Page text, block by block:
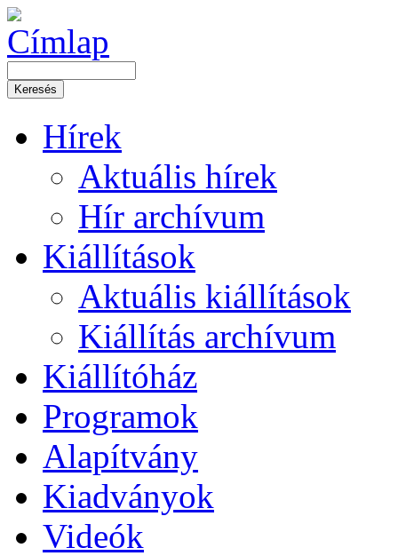
Hírek
Aktuális hírek
Hír archívum
Kiállítások
Aktuális kiállítások
Kiállítás archívum
Kiállítóház
Programok
Alapítvány
Kiadványok
Videók